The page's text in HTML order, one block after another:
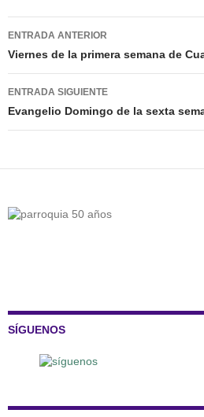
Navegación
de
entradas
ENTRADA ANTERIOR
Viernes de la primera semana de
ENTRADA SIGUIENTE
Evangelio Domingo de la sexta
SÍGUENOS